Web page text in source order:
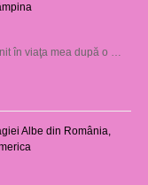
în viaţa mea după o …
Albe din România,